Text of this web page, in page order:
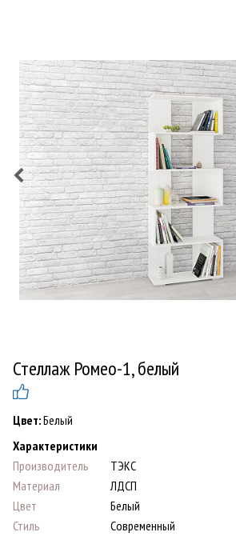
Стеллаж Ромео-1, белый
Цвет:Белый
Характеристики
Производитель
ТЭКС
Материал
ЛДСП
Цвет
Белый
Стиль
Современный